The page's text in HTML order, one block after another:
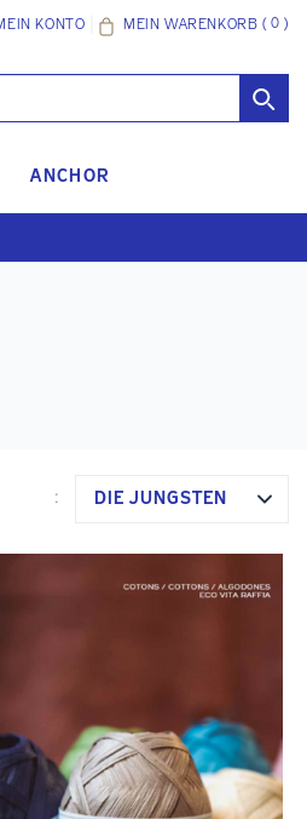
KONTO MEIN WARENKORB ( 0 )
ANCHOR
: DIE JÜNGSTEN